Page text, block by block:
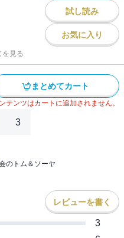
試し読み
お気に入り
を見る
まとめてカート
ンツはカートに追加されません。
3
のトム＆ソーヤ
レビューを書く
3